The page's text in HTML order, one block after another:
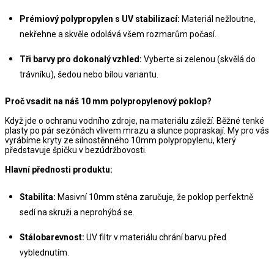
Prémiový polypropylen s UV stabilizací: Materiál nežloutne,
nekřehne a skvěle odolává všem rozmarům počasí.
Tři barvy pro dokonalý vzhled: Vyberte si zelenou (skvělá do
trávníku), šedou nebo bílou variantu.
Proč vsadit na náš 10 mm polypropylenový poklop?
Když jde o ochranu vodního zdroje, na materiálu záleží. Běžné tenké
plasty po pár sezónách vlivem mrazu a slunce popraskají. My pro vás
vyrábíme kryty ze silnostěnného 10mm polypropylenu, který
představuje špičku v bezúdržbovosti.
Hlavní přednosti produktu:
Stabilita: Masivní 10mm stěna zaručuje, že poklop perfektně
sedí na skruži a neprohýbá se.
Stálobarevnost: UV filtr v materiálu chrání barvu před
vyblednutím.